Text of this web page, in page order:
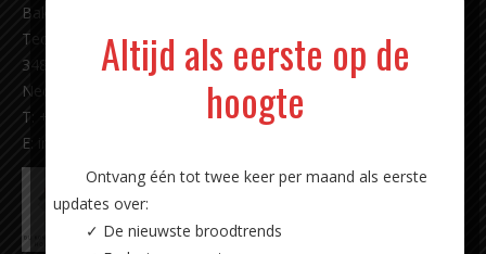
Bakkerij Carl Siegert sinds 1891 b.v.
Techniekweg 11
3481 MK Harmelen
Nederland
T: +31 (0)348 - 44 18 87
E: info@carlsiegert.com
Altijd als eerste op de
hoogte
Ontvang één tot twee keer per maand als eerste
updates over:
✓ De nieuwste broodtrends